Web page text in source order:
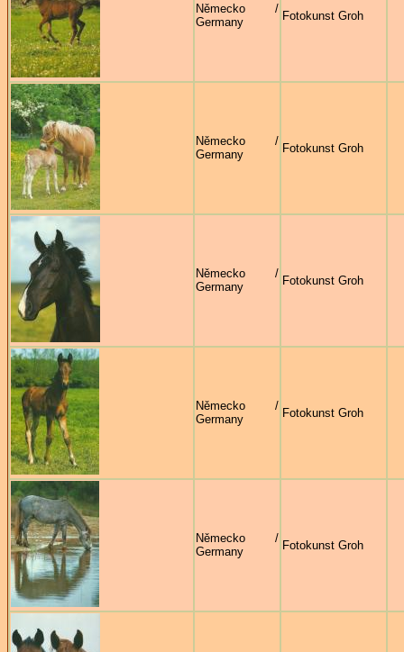
Německo /
Germany
Fotokunst Groh
Německo /
Germany
Fotokunst Groh
Německo /
Germany
Fotokunst Groh
Německo /
Germany
Fotokunst Groh
Německo /
Germany
Fotokunst Groh